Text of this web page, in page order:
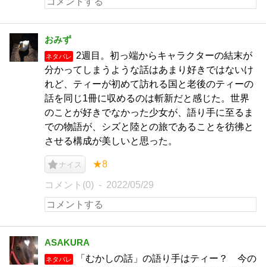
おみず
ネタバレ
2週目。初っ端からキャラクターの結末が
分かってしまうような話はあまり好きではないけ
れど、ティーが初めて訪れる国と老後のティーの
話を同じ1冊に収めるのは斬新だと感じた。世界
のことが好きでなかった少女が、語り手に至るま
での物語が、シズと陸との旅であることを彷彿と
させる構成が美しいと思った。
ナイス ★8
コメント(0) 2022/05/29
ASAKURA
ネタバレ
「むかしの話」の語り手はティー？ 今の